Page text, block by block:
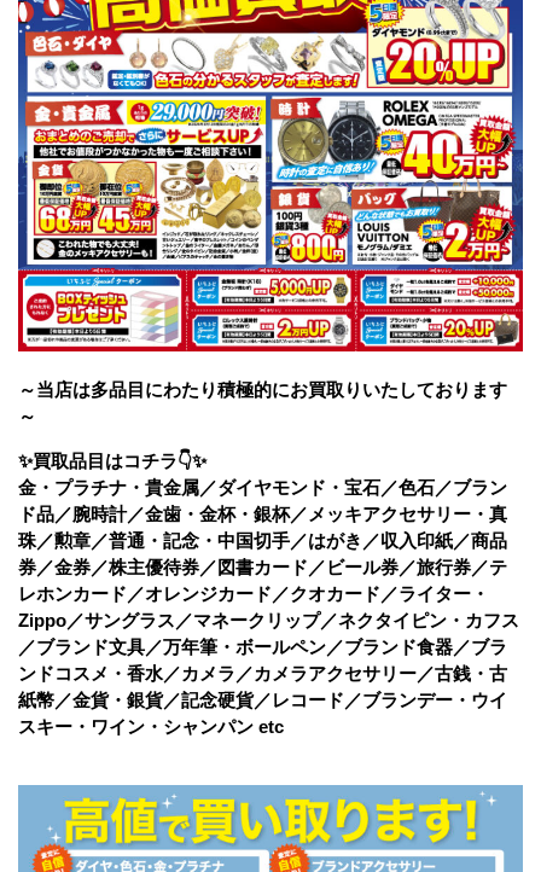
～当店は多品目にわたり積極的にお買取りいたしております
～
✨買取品目はコチラ👇✨
金・プラチナ・貴金属／ダイヤモンド・宝石／色石／ブラン
ド品／腕時計／金歯・金杯・銀杯／メッキアクセサリー・真
珠／勲章／普通・記念・中国切手／はがき／収入印紙／商品
券／金券／株主優待券／図書カード／ビール券／旅行券／テ
レホンカード／オレンジカード／クオカード／ライター・
Zippo／サングラス／マネークリップ／ネクタイピン・カフス
／ブランド文具／万年筆・ボールペン／ブランド食器／ブラ
ンドコスメ・香水／カメラ／カメラアクセサリー／古銭・古
紙幣／金貨・銀貨／記念硬貨／レコード／ブランデー・ウイ
スキー・ワイン・シャンパン etc